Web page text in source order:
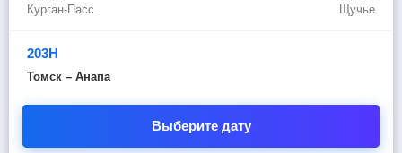
Курган-Пасс.
Щучье
203Н
Томск – Анапа
Выберите дату